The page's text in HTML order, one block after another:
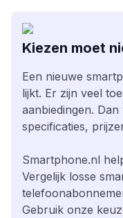
Kiezen moet
Een nieuwe
lijkt. Er zijn veel
aanbiedingen.
specificaties,
Smartphone.nl
Vergelijk losse
Gebruik onze